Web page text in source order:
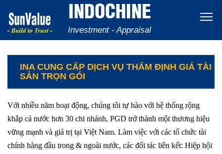
INDOCHINE
Investment - Appraisal
INA CUNG CẤP DỊCH VỤ THẨM ĐỊNH GIÁ TÀI
SẢN TRỌN GÓI
Với nhiều năm hoạt động, chúng tôi tự hào với hệ thống rộng
khắp cả nước hơn 30 chi nhánh, PGD trở thành một thương hiệu
vững mạnh và giá trị tại Việt Nam. Làm việc với các tổ chức tài
chính hàng đầu trong & ngoài nước, các đối tác liên kết: Hiệp hội